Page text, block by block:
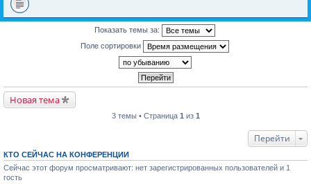
Показать темы за:
Поле сортировки
Новая тема
3 темы • Страница 1 из 1
Перейти
КТО СЕЙЧАС НА КОНФЕРЕНЦИИ
Сейчас этот форум просматривают: нет зарегистрированных пользователей и 1
гость